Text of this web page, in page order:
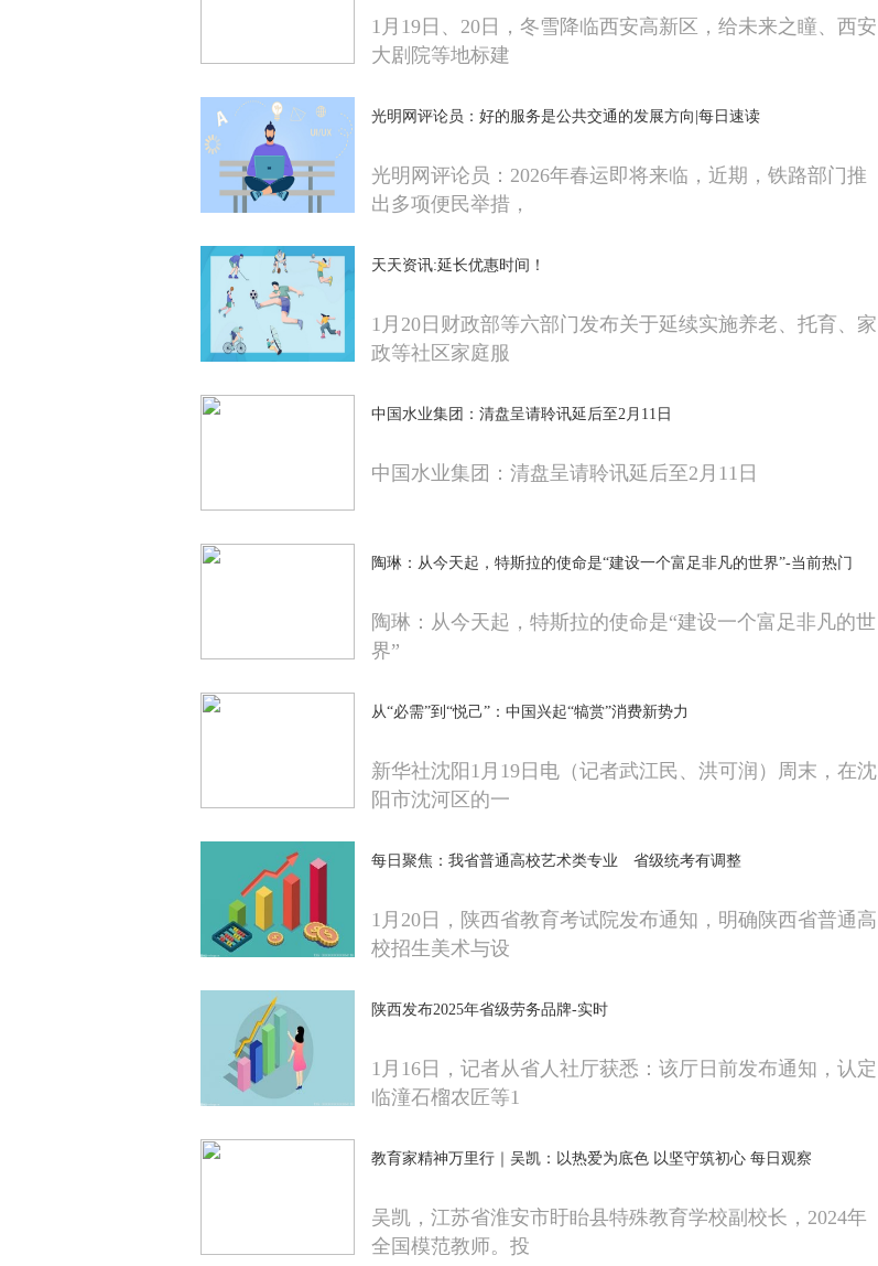
1月19日、20日，冬雪降临西安高新区，给未来之瞳、西安
大剧院等地标建
光明网评论员：好的服务是公共交通的发展方向|每日速读
光明网评论员：2026年春运即将来临，近期，铁路部门推
出多项便民举措，
天天资讯:延长优惠时间！
1月20日财政部等六部门发布关于延续实施养老、托育、家
政等社区家庭服
中国水业集团：清盘呈请聆讯延后至2月11日
中国水业集团：清盘呈请聆讯延后至2月11日
陶琳：从今天起，特斯拉的使命是“建设一个富足非凡的世界”-当前热门
陶琳：从今天起，特斯拉的使命是“建设一个富足非凡的世
界”
从“必需”到“悦己”：中国兴起“犒赏”消费新势力
新华社沈阳1月19日电（记者武江民、洪可润）周末，在沈
阳市沈河区的一
每日聚焦：我省普通高校艺术类专业 省级统考有调整
1月20日，陕西省教育考试院发布通知，明确陕西省普通高
校招生美术与设
陕西发布2025年省级劳务品牌-实时
1月16日，记者从省人社厅获悉：该厅日前发布通知，认定
临潼石榴农匠等1
教育家精神万里行｜吴凯：以热爱为底色 以坚守筑初心 每日观察
吴凯，江苏省淮安市盱眙县特殊教育学校副校长，2024年
全国模范教师。投